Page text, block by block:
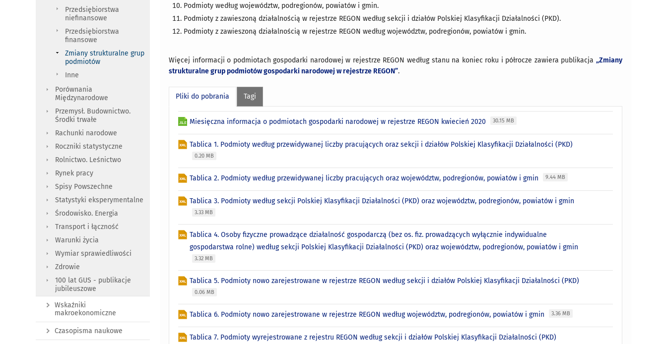
Podmioty według województw, podregionów, powiatów i gmin.
Podmioty z zawieszoną działalnością w rejestrze REGON według sekcji i działów Polskiej Klasyfikacji Działalności (PKD).
Podmioty z zawieszoną działalnością w rejestrze REGON według województw, podregionów, powiatów i gmin.
Więcej informacji o podmiotach gospodarki narodowej w rejestrze REGON według stanu na koniec roku i półrocze zawiera publikacja „Zmiany
strukturalne grup podmiotów gospodarki narodowej w rejestrze REGON”.
Pliki do pobrania Tagi
Miesięczna informacja o podmiotach gospodarki narodowej w rejestrze REGON kwiecień 2020 30.15 MB
Tablica 1. Podmioty według przewidywanej liczby pracujących oraz sekcji i działów Polskiej Klasyfikacji Działalności (PKD)
0.20 MB
Tablica 2. Podmioty według przewidywanej liczby pracujących oraz województw, podregionów, powiatów i gmin 9.44 MB
Tablica 3. Podmioty według sekcji Polskiej Klasyfikacji Działalności (PKD) oraz województw, podregionów, powiatów i gmin
3.33 MB
Tablica 4. Osoby fizyczne prowadzące działalność gospodarczą (bez os. fiz. prowadzących wyłącznie indywidualne
gospodarstwa rolne) według sekcji Polskiej Klasyfikacji Działalności (PKD) oraz województw, podregionów, powiatów i gmin
3.32 MB
Tablica 5. Podmioty nowo zarejestrowane w rejestrze REGON według sekcji i działów Polskiej Klasyfikacji Działalności (PKD)
0.06 MB
Tablica 6. Podmioty nowo zarejestrowane w rejestrze REGON według województw, podregionów, powiatów i gmin 3.36 MB
Tablica 7. Podmioty wyrejestrowane z rejestru REGON według sekcji i działów Polskiej Klasyfikacji Działalności (PKD)
Przedsiębiorstwa
niefinansowe
Przedsiębiorstwa
finansowe
Zmiany strukturalne grup
podmiotów
Inne
Porównania
Międzynarodowe
Przemysł. Budownictwo.
Środki trwałe
Rachunki narodowe
Roczniki statystyczne
Rolnictwo. Leśnictwo
Rynek pracy
Spisy Powszechne
Statystyki eksperymentalne
Środowisko. Energia
Transport i łączność
Warunki życia
Wymiar sprawiedliwości
Zdrowie
100 lat GUS - publikacje
jubileuszowe
Wskaźniki
makroekonomiczne
Czasopisma naukowe